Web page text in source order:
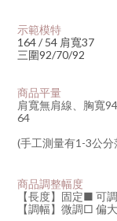
示範模特
164 / 54 肩寬37
三圍92/70/92
商品平量
肩寬無肩線、 胸寬94
64
(手工測量有1-3公
商品調整幅度
【長度】固定■ 可調
【調幅】微調□ 偏大